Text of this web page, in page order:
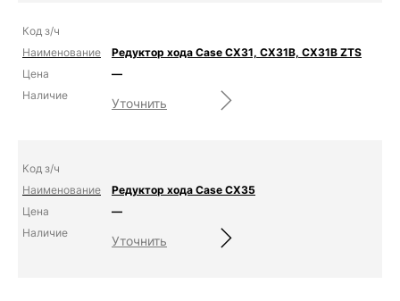
Редуктор хода Case CX31, CX31B, CX31B ZTS
—
Уточнить
Редуктор хода Case CX35
—
Уточнить